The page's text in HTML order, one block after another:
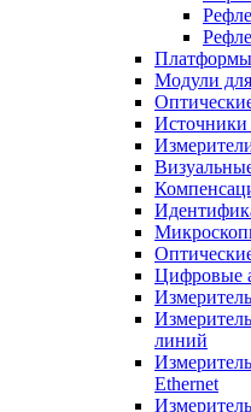
Модули
Источники
Цифровые
линий
Ethernet